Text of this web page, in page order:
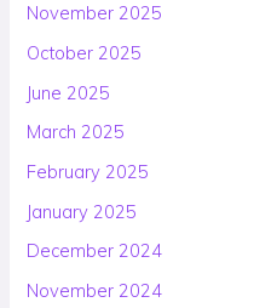
November 2025
October 2025
June 2025
March 2025
February 2025
January 2025
December 2024
November 2024